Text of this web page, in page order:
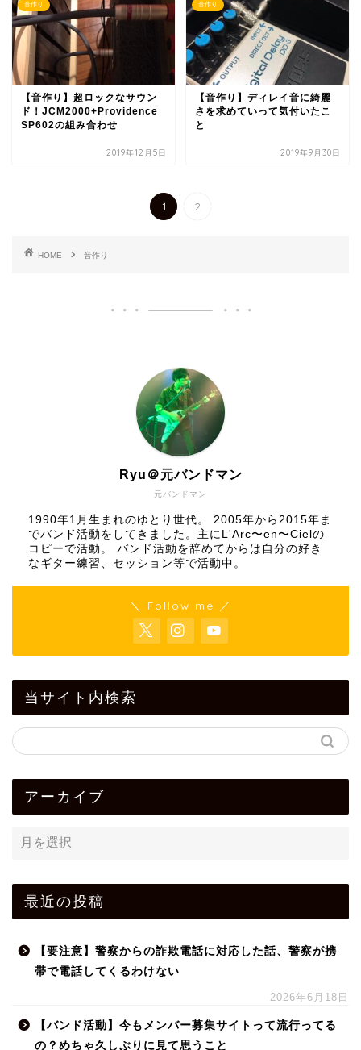
音作り
【音作り】超ロックなサウン
ド！JCM2000+Providence
SP602の組み合わせ
2019年12月5日
音作り
【音作り】ディレイ音に綺麗
さを求めていって気付いたこ
と
2019年9月30日
1 2
HOME 音作り
元バンドマン
Ryu＠元バンドマン
1990年1月生まれのゆとり世代。 2005年から2015年ま
でバンド活動をしてきました。主にL'Arc〜en〜Cielの
コピーで活動。 バンド活動を辞めてからは自分の好き
なギター練習、セッション等で活動中。
＼ Follow me ／
当サイト内検索
アーカイブ
最近の投稿
【要注意】警察からの詐欺電話に対応した話、警察が携
帯で電話してくるわけない
2026年6月18日
【バンド活動】今もメンバー募集サイトって流行ってる
の？めちゃ久しぶりに見て思うこと